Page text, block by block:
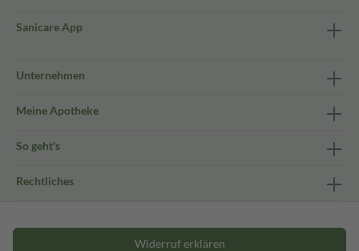
Sanicare App
Unternehmen
Meine Apotheke
So geht's
Rechtliches
Widerruf erklären